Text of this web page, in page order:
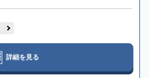
詳細を見る